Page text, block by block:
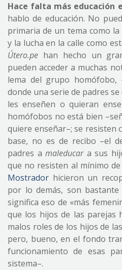
Hace falta más educación
hablo de educación. No
primaria de un tema como
y la lucha en la calle como
Útero.pe han hecho un
pueden acceder a muchas
lema del grupo homófobo,
donde una serie de padres
les enseñen o quieran
homófobos no está bien
quiere enseñar–; se resisten
base, no es de recibo –el
padres amaleducara sus
que no resisten al mínimo
Mostrador hicieron un
por lo demás, son bastante
significa eso de «más
que los hijos de las parejas
malos roles de los hijos de
pero, bueno, en el fondo
funcionamiento de esas
sistema–.